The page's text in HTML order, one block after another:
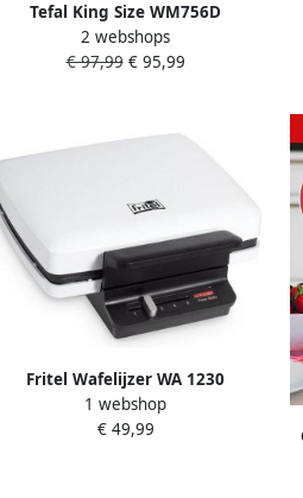
Tefal King Size WM756D
Wafelijzer Anti-aanbaklaag Voor
Grote Wafels Uitneembare Platen
2 webshops
€ 97,99€ 95,99
Fritel Wafelijzer WA 1230
Wafelmaker met Vaste Platen
Wafelmachine met Anti-
1 webshop
€ 49,99